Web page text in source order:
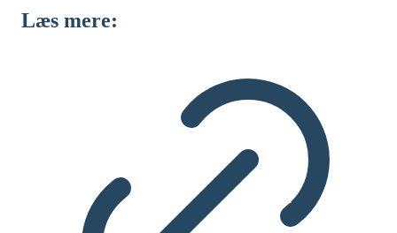
Læs mere: